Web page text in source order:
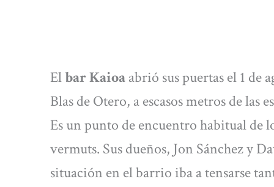
Elbar Kaioaabrió sus puertas el 1 de
Blas de Otero, a escasos metros de las
Es un punto de encuentro habitual de
vermuts. Sus dueños, Jon Sánchez y
situación en el barrio iba a tensarse